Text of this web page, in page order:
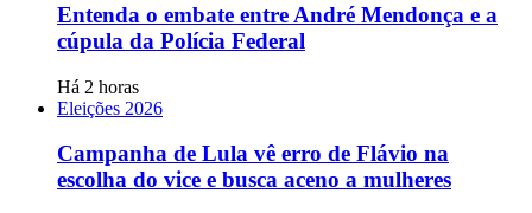
Entenda o embate entre André Mendonça e a
cúpula da Polícia Federal
Há 2 horas
Eleições 2026
Campanha de Lula vê erro de Flávio na
escolha do vice e busca aceno a mulheres